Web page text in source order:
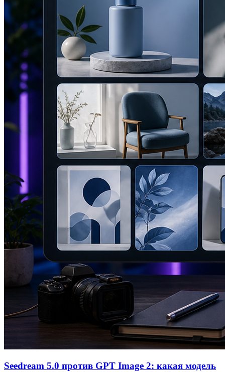
Seedream 5.0 против GPT Image 2: какая модель